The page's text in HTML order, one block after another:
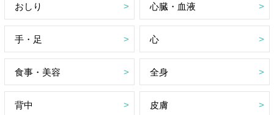
おしり 心臓・血液
手・足 心
食事・美容 全身
背中 皮膚